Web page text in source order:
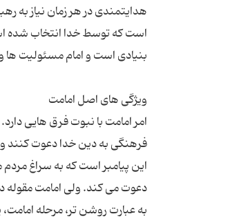
هدایتمندی در هر زمان نیاز به
است که توسط خدا انتخاب شده
امر امامت با نبوت فرق هایی
فرهنگی به دین خدا دعوت کنند و
این پیامبر است که به سراغ مردم
دعوت می کند. ولی امامت مقوله
به عبارت روشن تر، مرحله